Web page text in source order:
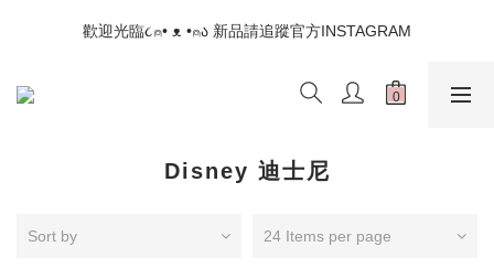
📣如果遇到結帳沒有反應，請另開瀏覽器 (不要直接從ig連結網站
下單)
歡迎光臨૮⍝• ᴥ •⍝ა 新品請追蹤官方INSTAGRAM
📣如果遇到結帳沒有反應，請另開瀏覽器 (不要直接從ig連結網站
Disney 迪士尼
Sort by 24 Items per page